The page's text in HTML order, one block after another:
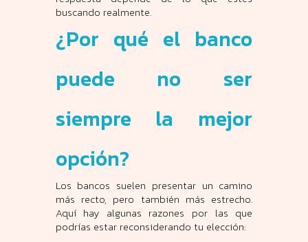
buscando realmente.
¿Por qué el banco
puede no ser
siempre la mejor
opción?
Los bancos suelen presentar un camino
más recto, pero también más estrecho.
Aquí hay algunas razones por las que
podrías estar reconsiderando tu elección: